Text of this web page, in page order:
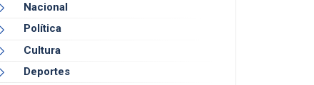
Nacional
Política
Cultura
Deportes